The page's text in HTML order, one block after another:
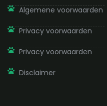
Algemene voorwaarden
Privacy voorwaarden
Privacy voorwaarden
Disclaimer